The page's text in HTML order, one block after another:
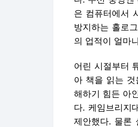
은 컴퓨터에서
방지하는 홀로
의 업적이 얼마
어린 시절부터
아 책을 읽는
해하기 힘든 아
다. 케임브리지
제안했다. 물론